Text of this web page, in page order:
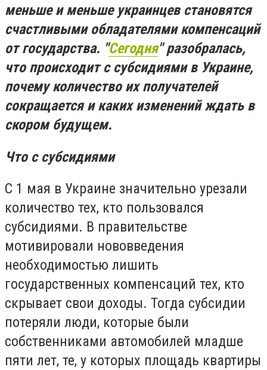
меньше и меньше украинцев становятся
счастливыми обладателями компенсаций
от государства. "Сегодня" разобралась,
что происходит с субсидиями в Украине,
почему количество их получателей
сокращается и каких изменений ждать в
скором будущем.
Что с субсидиями
С 1 мая в Украине значительно урезали
количество тех, кто пользовался
субсидиями. В правительстве
мотивировали нововведения
необходимостью лишить
государственных компенсаций тех, кто
скрывает свои доходы. Тогда субсидии
потеряли люди, которые были
собственниками автомобилей младше
пяти лет, те, у которых площадь квартиры